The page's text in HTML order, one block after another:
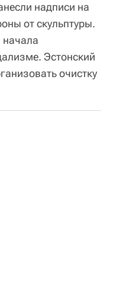
надписи на
от скульптуры.
Эстонский
очистку